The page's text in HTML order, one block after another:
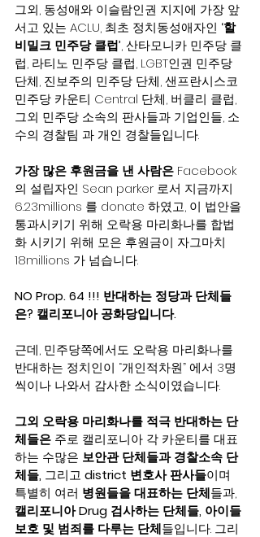
그외, 동성애와 이슬람인권 지지에 가장 앞
서고 있는 ACLU, 최초 정치동성애자인 ‘할
비밀크 민주당 클럽’, 산타모니카 민주당 클
럽, 라티노 민주당 클럽, LGBT인권 민주당
단체, 진보주의 민주당 단체, 샌프란시스코
민주당 카운티 Central 단체, 버클리 클럽,
그외 민주당 소속의 판사들과 기업인들, 소
수의 경찰팀 과 개인 경찰들입니다.
가장 많은 후원금을 낸 사람은 Facebook
의 설립자인 Sean parker 로서 지금까지
6.23millions 를 donate 하였고, 이 법안을
통과시키기 위해 오락용 마리화나를 합법
화 시키기 위해 모은 후원금이 자그마치
18millions 가 넘습니다.
NO Prop. 64 !!! 반대하는 정당과 단체들
은? 캘리포니아 공화당입니다.
근데, 민주당쪽에서도 오락용 마리화나를
반대하는 정치인이 “개인적차원” 에서 3명
씩이나 나와서 감사한 소식이였습니다.
그외 오락용 마리화나를 적극 반대하는 단
체들은 주로 캘리포니아 각 카운티를 대표
하는 수많은 보안관 단체들과 경찰소속 단
체들, 그리고 district 변호사 판사들이며
특별히 여러 병원들을 대표하는 단체들과,
캘리포니아 Drug 검사하는 단체들, 아이들
보호 및 범죄를 다루는 단체들입니다. 그리